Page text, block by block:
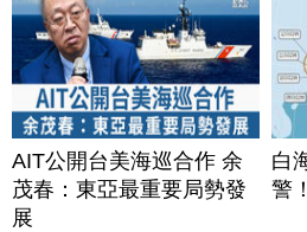
20260806(四)
AIT公開台美海巡合作 余
茂春：東亞最重要局勢發
展
白
警